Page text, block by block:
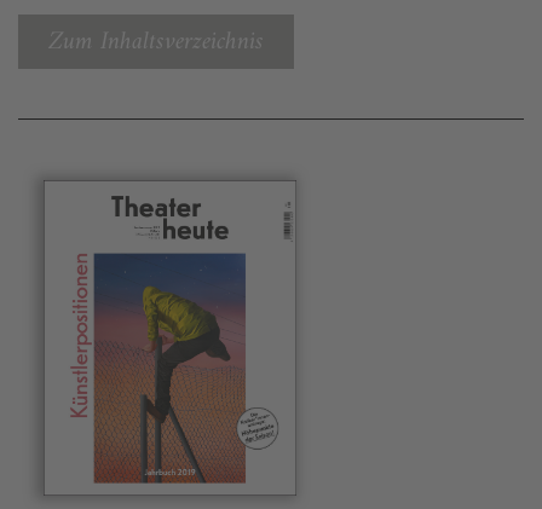
Zum Inhaltsverzeichnis